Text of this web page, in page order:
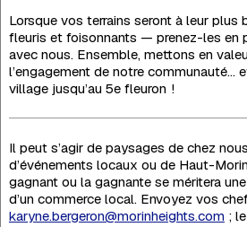
Lorsque vos terrains seront à leur
fleuris et foisonnants — prenez-les en
avec nous. Ensemble, mettons en
l’engagement de notre communauté…
village jusqu’au 5e fleuron !
Il peut s’agir de paysages de chez
d’événements locaux ou de Haut-
gagnant ou la gagnante se méritera
d’un commerce local. Envoyez vos
karyne.bergeron@morinheights.com ;